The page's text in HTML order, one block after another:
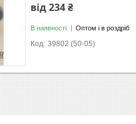
від 234 ₴
В наявності Оптом і в роздріб
39802 (50-05)